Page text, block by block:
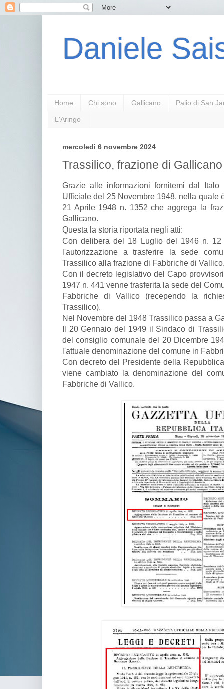
Daniele
Home Chi sono Gallicano Palio di San
L'Aringo
mercoledì 6 novembre 2024
Trassilico, frazione di
Grazie alle informazioni fornitemi dal
Ufficiale del 25 Novembre 1948, nella quale
21 Aprile 1948 n. 1352 che aggrega la
Gallicano.
Questa la storia riportata negli atti:
Con delibera del 18 Luglio del 1946 n.
l'autorizzazione a trasferire la sede
Trassilico alla frazione di Fabbriche di
Con il decreto legislativo del Capo
1947 n. 441 venne trasferita la sede del
Fabbriche di Vallico (recependo la
Trassilico).
Nel Novembre del 1948 Trassilico passa a
Il 20 Gennaio del 1949 il Sindaco di
del consiglio comunale del 20 Dicembre
l'attuale denominazione del comune in
Con decreto del Presidente della
viene cambiato la denominazione del
Fabbriche di Vallico.